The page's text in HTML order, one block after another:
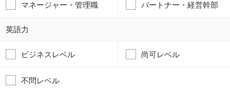
マネージャー・管理職 パートナー・経営幹部
英語力
ビジネスレベル 尚可レベル
不問レベル